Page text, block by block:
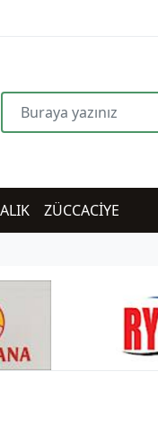
ZÜCCACİYE